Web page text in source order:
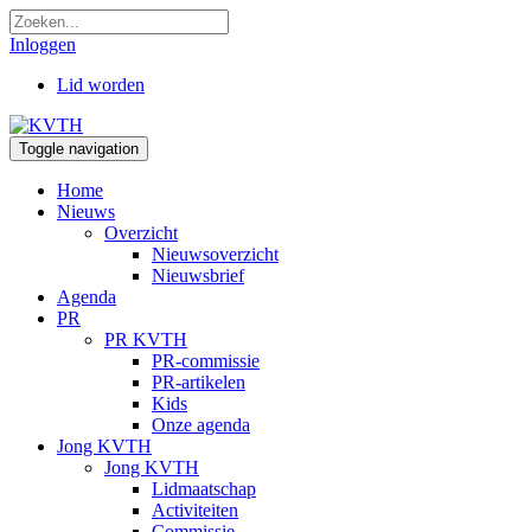
Inloggen
Lid worden
Toggle navigation
Home
Nieuws
Overzicht
Nieuwsoverzicht
Nieuwsbrief
Agenda
PR
PR KVTH
PR-commissie
PR-artikelen
Kids
Onze agenda
Jong KVTH
Jong KVTH
Lidmaatschap
Activiteiten